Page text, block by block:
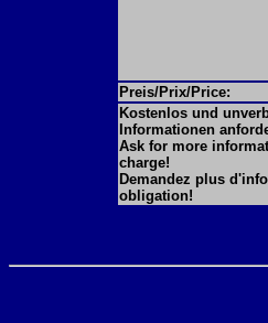
Preis/Prix/Price:
Kostenlos und
Informationen
Ask for more
charge!
Demandez plus
obligation!